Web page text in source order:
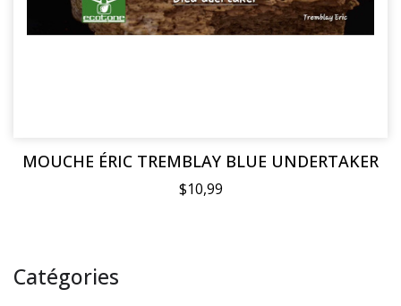
Catégories
MOUCHE ÉRIC TREMBLAY BLUE UNDERTAKER
$10,99